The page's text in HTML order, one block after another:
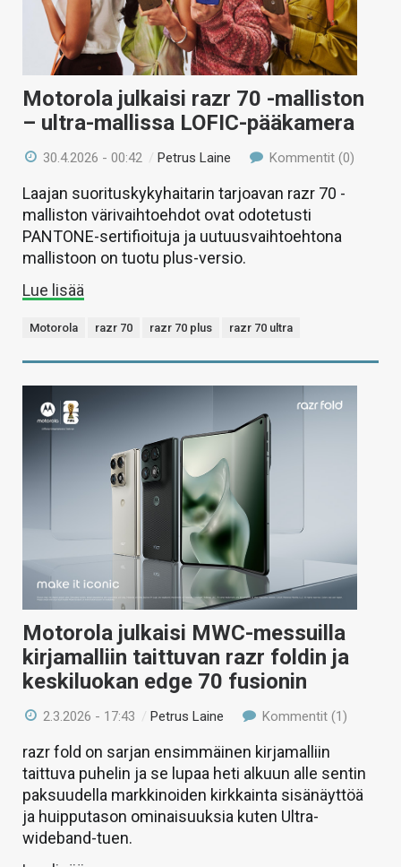
Motorola julkaisi razr 70 -malliston
– ultra-mallissa LOFIC-pääkamera
30.4.2026 - 00:42 /Petrus Laine Kommentit (0)
Laajan suorituskykyhaitarin tarjoavan razr 70 -
malliston värivaihtoehdot ovat odotetusti
PANTONE-sertifioituja ja uutuusvaihtoehtona
mallistoon on tuotu plus-versio.
Lue lisää
Motorola razr 70 razr 70 plus razr 70 ultra
Motorola julkaisi MWC-messuilla
kirjamalliin taittuvan razr foldin ja
keskiluokan edge 70 fusionin
2.3.2026 - 17:43 /Petrus Laine Kommentit (1)
razr fold on sarjan ensimmäinen kirjamalliin
taittuva puhelin ja se lupaa heti alkuun alle sentin
paksuudella markkinoiden kirkkainta sisänäyttöä
ja huipputason ominaisuuksia kuten Ultra-
wideband-tuen.